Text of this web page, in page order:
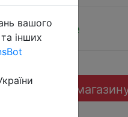
Sale
Перейти до
вашого
інших